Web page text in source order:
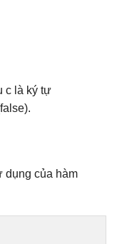
c là ký tự
dụng của hàm